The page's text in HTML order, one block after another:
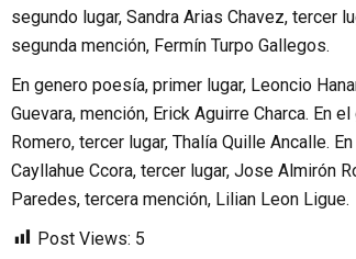
segundo lugar, Sandra Arias Chavez, tercer
segunda mención, Fermín Turpo Gallegos.
En genero poesía, primer lugar, Leoncio
Guevara, mención, Erick Aguirre Charca. En
Romero, tercer lugar, Thalía Quille Ancalle.
Cayllahue Ccora, tercer lugar, Jose Almirón
Paredes, tercera mención, Lilian Leon Ligue.
Post Views: 5